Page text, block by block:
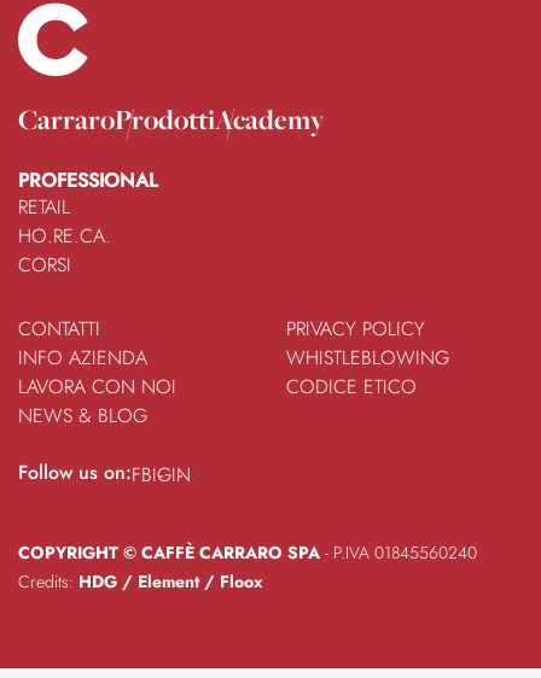
CarraroProdottiAcademy
PROFESSIONAL
RETAIL
HO.RE.CA.
CORSI
CONTATTI
INFO AZIENDA
LAVORA CON NOI
NEWS & BLOG
PRIVACY POLICY
WHISTLEBLOWING
CODICE ETICO
Follow us on:FBIGIN
COPYRIGHT © CAFFÈ CARRARO SPA - P.IVA 01845560240
Credits: HDG / Element/ Floox